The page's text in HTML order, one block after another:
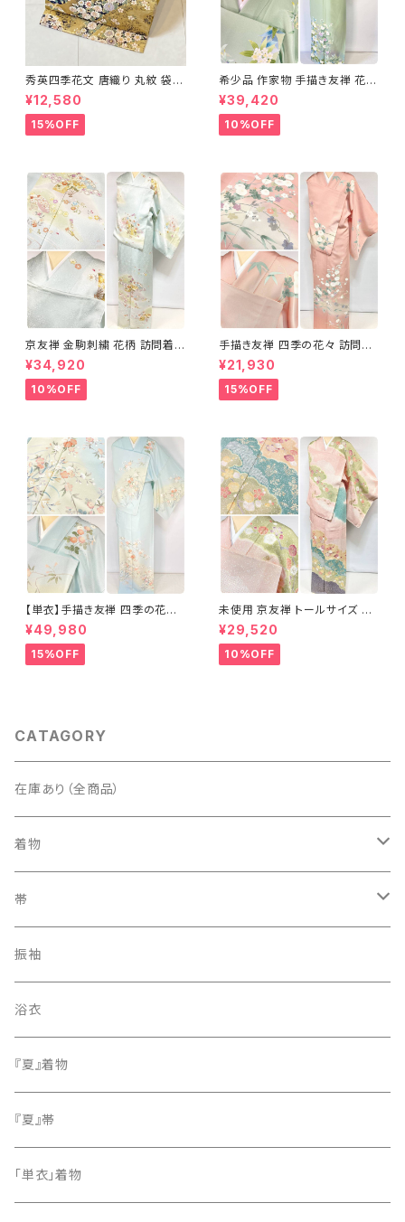
秀英四季花文 唐織り 丸紋 袋帯
正絹 金糸 ゴールド 紺 ピンク 7
05
¥12,580
15%OFF
希少品 作家物 手描き友禅 花鳥
文 椿 沈丁花 訪問着 正絹 袷 黄
緑 青 白 1418
¥39,420
10%OFF
京友禅 金駒刺繍 花柄 訪問着
正絹 水色 黄緑 パステルカラー
アイスグリーン 1433
¥34,920
10%OFF
手描き友禅 四季の花々 訪問着
袷 正絹 サーモンピンク クリー
ム 白 桃花色 1434
¥21,930
15%OFF
【単衣】手描き友禅 四季の花々
正絹 訪問着 水色 黄緑 白 パス
テルカラー 1431
¥49,980
15%OFF
未使用 京友禅 トールサイズ 染
め分け 金彩 訪問着 袷 正絹 ピ
ンク 黄緑 紫 黄色 1438
¥29,520
10%OFF
CATAGORY
在庫あり（全商品）
着物
訪問着・付下げ
紬
色無地
小紋
留袖
帯
袋帯
名古屋帯
振袖
浴衣
『夏』着物
『夏』帯
「単衣」着物